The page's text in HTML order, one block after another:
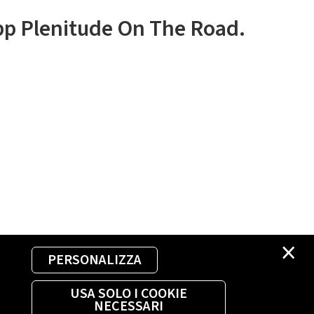
×
PERSONALIZZA
USA SOLO I COOKIE
NECESSARI
Plenitude On The Road.